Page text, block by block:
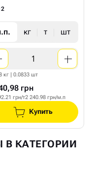
кг т шт
кг | 0.0833 шт
грн
грн/т2 240.98 грн/м.п
Купить
В КАТЕГОРИИ